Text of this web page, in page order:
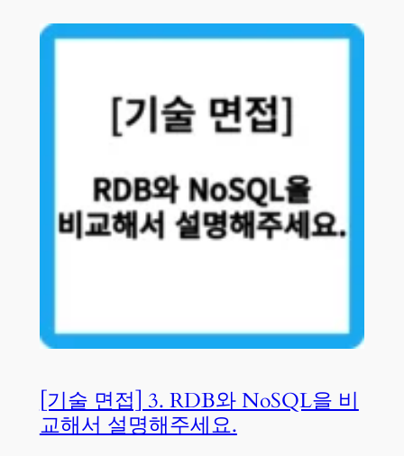
[기술 면접] 3. RDB와 NoSQL을 비
교해서 설명해주세요.